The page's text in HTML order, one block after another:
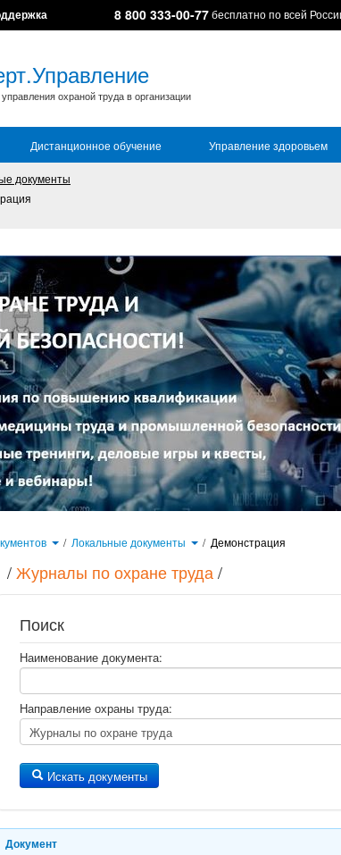
8 800 333-00-77бесплатно по всей
охраной труда в организации
Дистанционное обучение Управление здоровьем
документы
/ Локальные документы / Демонстрация
/Журналы по охране труда/
Поиск
Наименование документа:
Направление охраны труда:
Искать документы
Документ